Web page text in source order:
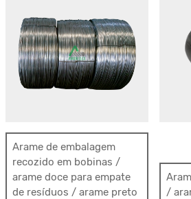
Arame de embalagem
recozido em bobinas /
arame doce para empate
de resíduos / arame preto
/